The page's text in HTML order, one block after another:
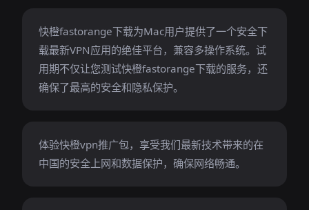
快橙fastorange下载为Mac用户提供了一个安全下
载最新VPN应用的绝佳平台，兼容多操作系统。试
用期不仅让您测试快橙fastorange下载的服务，还
确保了最高的安全和隐私保护。
体验快橙vpn推广包，享受我们最新技术带来的在
中国的安全上网和数据保护，确保网络畅通。